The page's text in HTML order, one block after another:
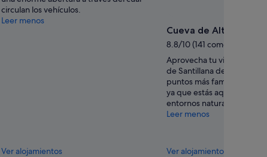
circulan los vehículos.
Leer menos
Ver alojamientos
Cueva de Altamira
8.8/10 (141 comentarios)
Aprovecha tu viaje para
de Santillana del Mar
puntos más famosos:
ya que estás aquí, ¿por
entornos naturales de
Leer menos
Ver alojamientos